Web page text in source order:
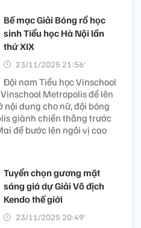
Bế mạc Giải Bóng rổ học
sinh Tiểu học Hà Nội lần
thứ XIX
23/11/2025 21:56’
Đội nam Tiểu học Vinschool
Metropolis để lên
nội dung cho nữ, đội bóng
giành chiến thắng trước
để bước lên ngôi vị cao
Tuyển chọn gương mặt
sáng giá dự Giải Vô địch
Kendo thế giới
23/11/2025 20:49’